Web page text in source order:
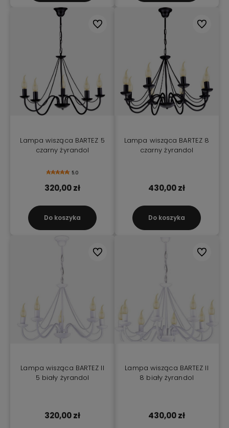
Lampa wisząca BARTEZ 5
czarny żyrandol
5.0
320,00 zł
Do koszyka
Do ulubionych
Lampa wisząca BARTEZ 8
czarny żyrandol
430,00 zł
Do koszyka
Do
Lampa wisząca BARTEZ II
5 biały żyrandol
320,00 zł
Do ulubionych
Lampa wisząca BARTEZ II
8 biały żyrandol
430,00 zł
Do